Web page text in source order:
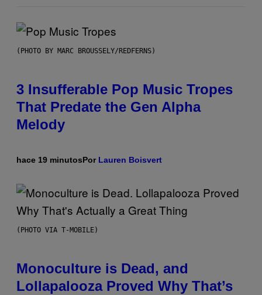
(PHOTO BY MARC BROUSSELY/REDFERNS)
3 Insufferable Pop Music Tropes
That Predate the Gen Alpha
Melody
hace 19 minutosPor Lauren Boisvert
(PHOTO VIA T-MOBILE)
Monoculture is Dead, and
Lollapalooza Proved Why That’s